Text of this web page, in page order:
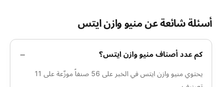
أسئلة شائعة عن منيو وازن ايتس
كم عدد أصناف منيو وازن ايتس؟
يحتوي منيو وازن ايتس في الخبر على 56 صنفاً موزّعة على 11